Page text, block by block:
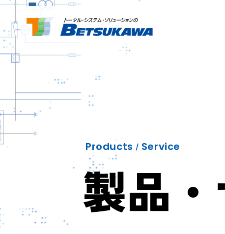
Products / Service
製品